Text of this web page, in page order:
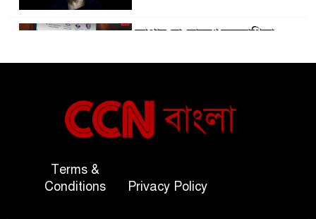
জাপান-বাংলাদেশ সহযোগিতা
এবং সহ-পররাষ্ট্রমন্ত্রীর সৌজন্য
সাক্ষাৎ
অতিরিক্ত পুলিশ মহাপরিদর্শক
Terms &
Conditions
Privacy Policy